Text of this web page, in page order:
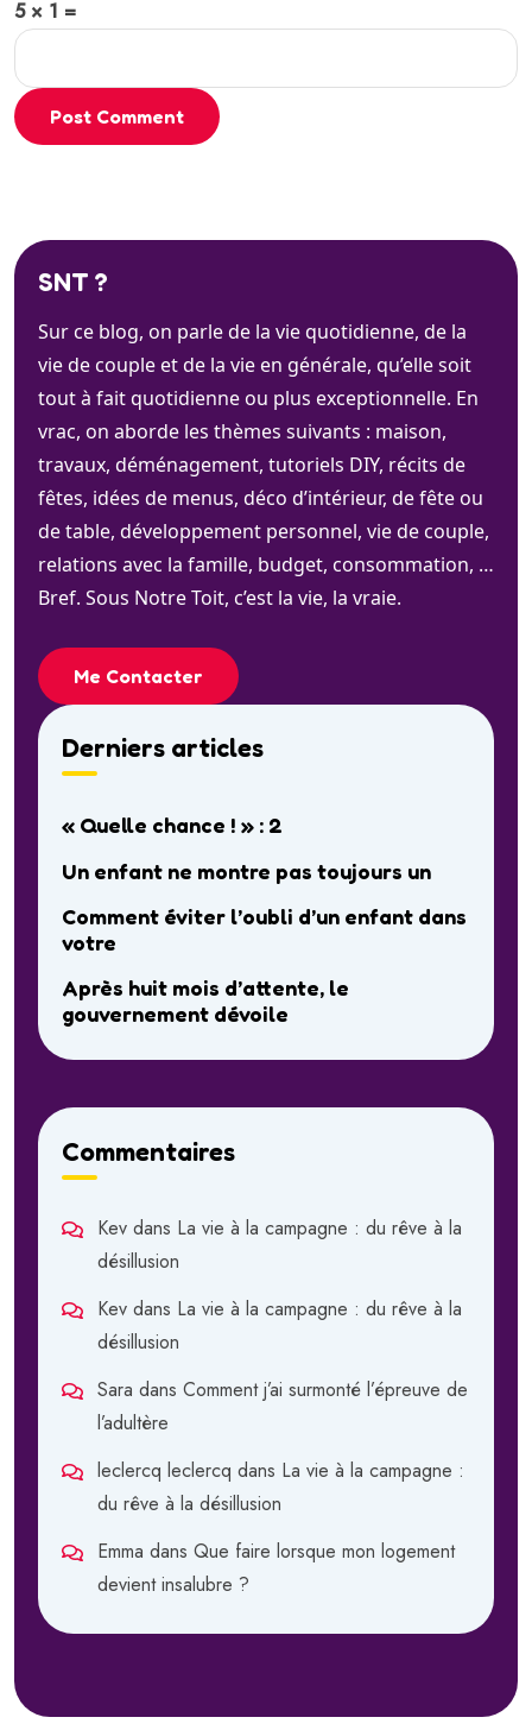
5 × 1 =
Post Comment
SNT ?
Sur ce blog, on parle de la vie quotidienne, de la
vie de couple et de la vie en générale, qu’elle soit
tout à fait quotidienne ou plus exceptionnelle. En
vrac, on aborde les thèmes suivants : maison,
travaux, déménagement, tutoriels DIY, récits de
fêtes, idées de menus, déco d’intérieur, de fête ou
de table, développement personnel, vie de couple,
relations avec la famille, budget, consommation, …
Bref. Sous Notre Toit, c’est la vie, la vraie.
Me Contacter
Derniers articles
« Quelle chance ! » : 2
Un enfant ne montre pas toujours un
Comment éviter l’oubli d’un enfant dans
votre
Après huit mois d’attente, le
gouvernement dévoile
Commentaires
Kev dans La vie à la campagne : du rêve à la
désillusion
Kev dans La vie à la campagne : du rêve à la
désillusion
Sara dans Comment j’ai surmonté l’épreuve de
l’adultère
leclercq leclercq dans La vie à la campagne :
du rêve à la désillusion
Emma dans Que faire lorsque mon logement
devient insalubre ?